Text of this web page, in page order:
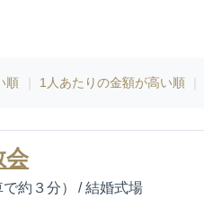
順 1人あたりの金額が高い順
会
約３分） / 結婚式場